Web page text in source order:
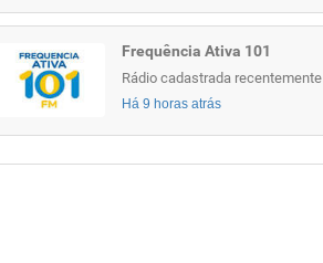
Frequência Ativa 101
Rádio cadastrada recentemente
Há 9 horas atrás